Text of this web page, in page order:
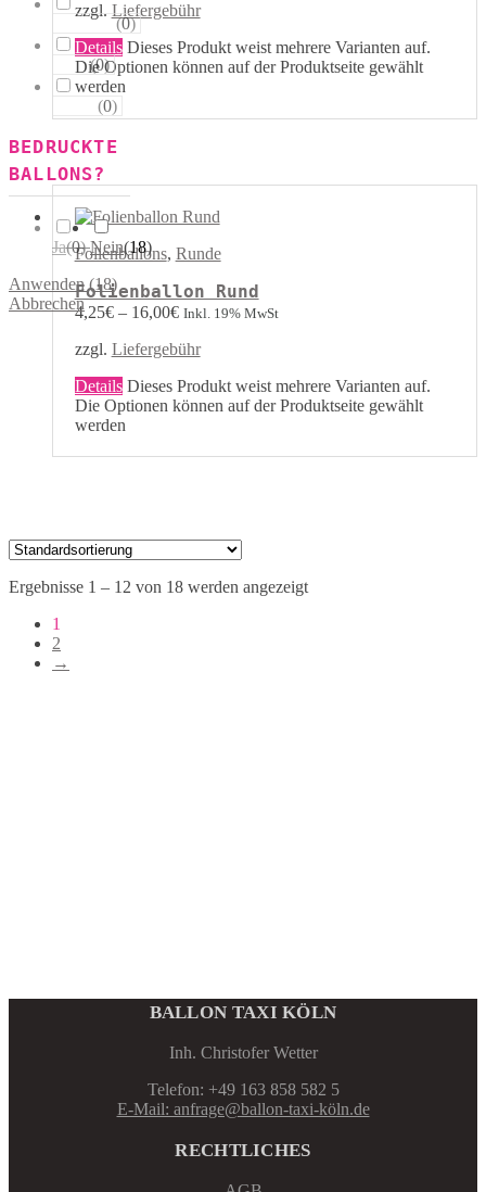
zzgl. Liefergebühr
Details Dieses Produkt weist mehrere Varianten auf.
Die Optionen können auf der Produktseite gewählt
werden
Folienballons, Runde
Folienballon Rund
4,25€– 16,00€ Inkl. 19% MwSt
zzgl. Liefergebühr
Details Dieses Produkt weist mehrere Varianten auf.
Die Optionen können auf der Produktseite gewählt
werden
Ergebnisse 1 – 12 von 18 werden angezeigt
1
2
→
Figuren (0)
123 (0)
(0)
BEDRUCKTE
BALLONS?
Ja(0) Nein(18)
Anwenden(18)
Abbrechen
BALLON TAXI KÖLN
Inh. Christofer Wetter
Telefon: +49 163 858 582 5
E-Mail: anfrage@ballon-taxi-köln.de
RECHTLICHES